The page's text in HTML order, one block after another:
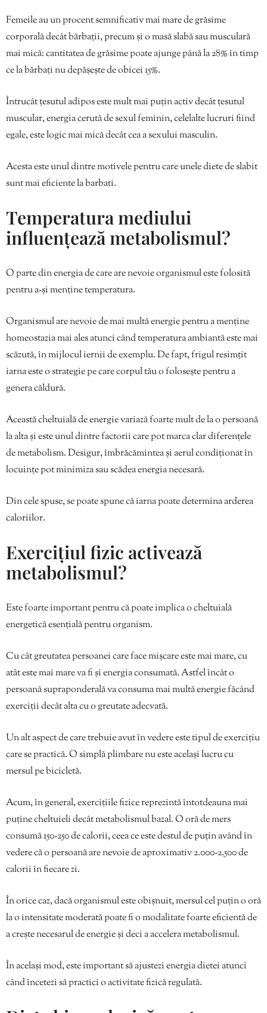
Femeile au un procent semnificativ mai mare de grăsime
corporală decât bărbații, precum și o masă slabă sau musculară
mai mică: cantitatea de grăsime poate ajunge până la 28% în timp
ce la bărbați nu depășește de obicei 15%.
Întrucât țesutul adipos este mult mai puțin activ decât țesutul
muscular, energia cerută de sexul feminin, celelalte lucruri fiind
egale, este logic mai mică decât cea a sexului masculin.
Acesta este unul dintre motivele pentru care unele diete de slabit
sunt mai eficiente la barbati.
Temperatura mediului
influențează metabolismul?
O parte din energia de care are nevoie organismul este folosită
pentru a-și menține temperatura.
Organismul are nevoie de mai multă energie pentru a menține
homeostazia mai ales atunci când temperatura ambiantă este mai
scăzută, în mijlocul iernii de exemplu. De fapt, frigul resimțit
iarna este o strategie pe care corpul tău o folosește pentru a
genera căldură.
Această cheltuială de energie variază foarte mult de la o persoană
la alta și este unul dintre factorii care pot marca clar diferențele
de metabolism. Desigur, îmbrăcămintea și aerul condiționat în
locuințe pot minimiza sau scădea energia necesară.
Din cele spuse, se poate spune că iarna poate determina arderea
caloriilor.
Exercițiul fizic activează
metabolismul?
Este foarte important pentru că poate implica o cheltuială
energetică esențială pentru organism.
Cu cât greutatea persoanei care face mișcare este mai mare, cu
atât este mai mare va fi și energia consumată. Astfel încât o
persoană supraponderală va consuma mai multă energie făcând
exerciții decât alta cu o greutate adecvată.
Un alt aspect de care trebuie avut în vedere este tipul de exercițiu
care se practică. O simplă plimbare nu este același lucru cu
mersul pe bicicletă.
Acum, în general, exercițiile fizice reprezintă întotdeauna mai
puține cheltuieli decât metabolismul bazal. O oră de mers
consumă 150-250 de calorii, ceea ce este destul de puțin având în
vedere că o persoană are nevoie de aproximativ 2.000-2.500 de
calorii în fiecare zi.
În orice caz, dacă organismul este obișnuit, mersul cel puțin o oră
la o intensitate moderată poate fi o modalitate foarte eficientă de
a crește necesarul de energie și deci a accelera metabolismul.
În același mod, este important să ajustezi energia dietei atunci
când încetezi să practici o activitate fizică regulată.